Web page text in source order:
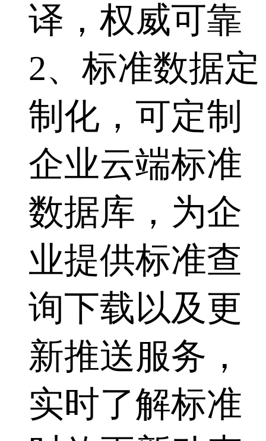
译，权威可靠
2、标准数据定
制化，可定制
企业云端标准
数据库，为企
业提供标准查
询下载以及更
新推送服务，
实时了解标准